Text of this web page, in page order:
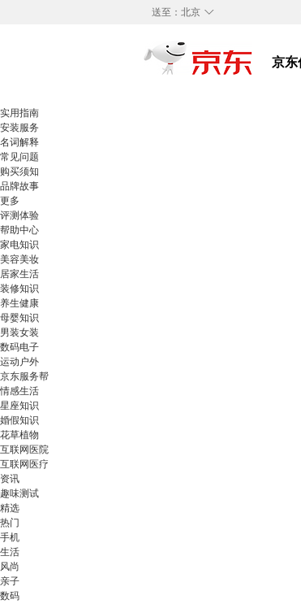
◇
送至： 北京
实用指南
安装服务
名词解释
常见问题
购买须知
品牌故事
更多
评测体验
帮助中心
家电知识
美容美妆
居家生活
装修知识
养生健康
母婴知识
男装女装
数码电子
运动户外
京东服务帮
情感生活
星座知识
婚假知识
花草植物
互联网医院
互联网医疗
资讯
趣味测试
精选
热门
手机
生活
风尚
亲子
数码